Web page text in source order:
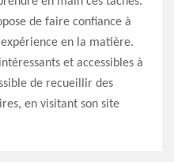
de faire confiance à
en la matière.
et accessibles à
de recueillir des
en visitant son site